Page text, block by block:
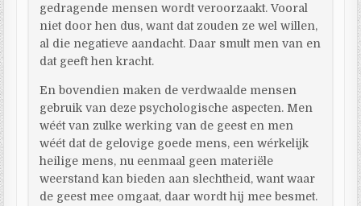
gedragende mensen wordt veroorzaakt. Vooral
niet door hen dus, want dat zouden ze wel willen,
al die negatieve aandacht. Daar smult men van en
dat geeft hen kracht.
En bovendien maken de verdwaalde mensen
gebruik van deze psychologische aspecten. Men
wéét van zulke werking van de geest en men
wéét dat de gelovige goede mens, een wérkelijk
heilige mens, nu eenmaal geen materiële
weerstand kan bieden aan slechtheid, want waar
de geest mee omgaat, daar wordt hij mee besmet.